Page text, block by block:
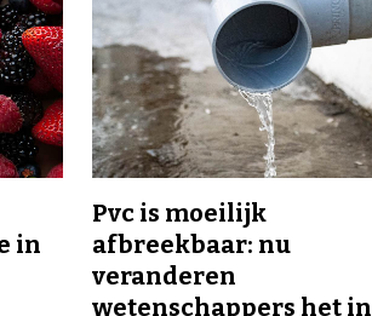
in
Pvc is moeilijk
afbreekbaar: nu
veranderen
wetenschappers het in